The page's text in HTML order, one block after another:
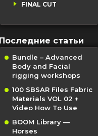
FINAL CUT
Последние статьи
Bundle – Advanced
Body and Facial
rigging workshops
100 SBSAR Files Fabric
Materials VOL 02 +
Video How To Use
BOOM Library —
Horses